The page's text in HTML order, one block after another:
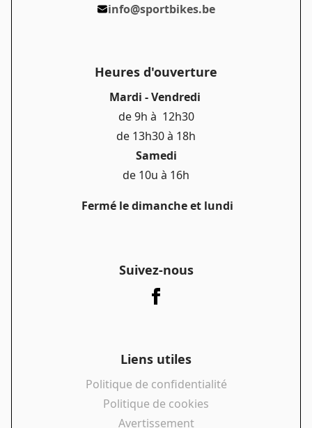
info@sportbikes.be
Heures d'ouverture
Mardi - Vendredi
de 9h à 12h30
de 13h30 à 18h
Samedi
de 10u à 16h
Fermé le dimanche et lundi
Suivez-nous
Liens utiles
Politique de confidentialité
Politique de cookies
Avertissement